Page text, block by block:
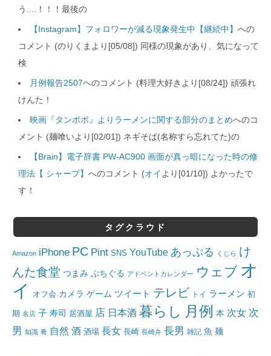
う....！！！最後の
【Instagram】フォロワーが減る現象発生中【継続中】への
コメント (のりくまより[05/08]) 同様の現象があり、気になって
検
月例報告2507へのコメント (料理大好きより[08/24]) 頑張れ
けんた！
映画『タンポポ』よりラーメンに関する部分のまとめへのコ
メント (麺喰いより[02/01]) ネギそば(名称すら忘れてた)の
【Brain】電子辞書 PW-AC900 画面が真っ暗になった時の修
理法【 シャープ】 へのコメント (オイ より[01/10]) よかったで
す！
タグクラウド
Amazon iPhone PC Pint SNS YouTube あっぷる くじら け
んた食堂 つまみ ぷちぐる アドベントカレンダー ウェブ オ
イ
オフ会 カメラ ゲーム ツイート テレビ トイ ラーメン 初
期 名店 子 寿司 居酒屋 店 日本酒 暮らし 月例 本 次女 次
男 知識 肴 自然 酒 酒場 長女 長崎 長崎弁 長男 雑記 魚 麺